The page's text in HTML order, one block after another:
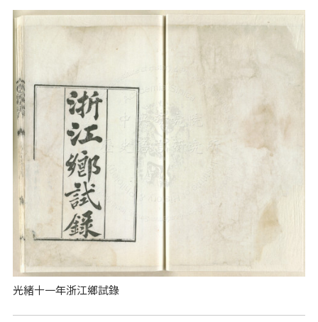
光緒十一年浙江鄉試錄